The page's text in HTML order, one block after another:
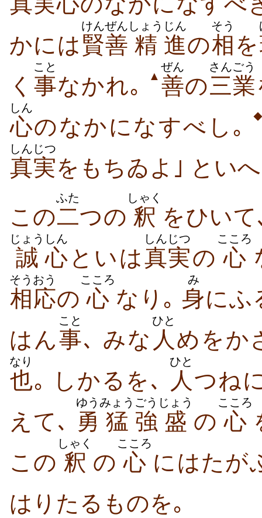
かには賢善
けんぜん
精
しょう
進
じん
の相
そう
を
く 事
こと
なかれ｡ ▲ 善
ぜん
の三業
さんごう
心
しん
のなかになすべし｡
真実
しんじつ
をもちゐよ｣ とい
この二
ふた
つの 釈
しゃく
をひい
誠
じょう
心
しん
といは真実
しんじつ
の 心
こころ
相応
そうおう
の 心
こころ
なり｡ 身
み
にふ
はん事
こと
､ みな 人
ひと
めをか
也
なり
｡ しかるを､ 人
ひと
つね
えて､
勇
ゆう
猛
みょう
強
ごう
盛
じょう
の 心
こころ
この 釈
しゃく
の 心
こころ
にはたが
はりたるものを｡